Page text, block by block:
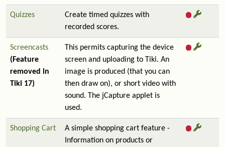
Quizzes
Create timed quizzes with
recorded scores.
Screencasts
(Feature
removed in
Tiki 17)
This permits capturing the device
screen and uploading to Tiki. An
image is produced (that you can
then draw on), or short video with
sound. The jCapture applet is
used.
Shopping Cart
A simple shopping cart feature -
Information on products or